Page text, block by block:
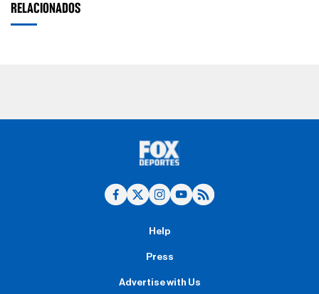
RELACIONADOS
Help
Press
Advertise with Us